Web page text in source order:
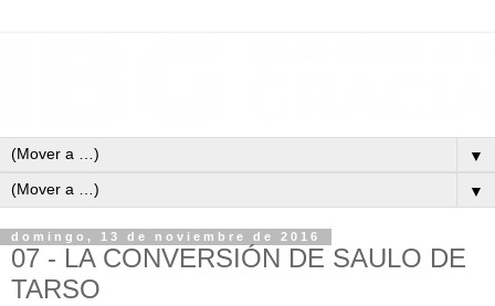
▼
▼
domingo, 13 de noviembre de 2016
07 - LA CONVERSIÓN DE SAULO DE
TARSO